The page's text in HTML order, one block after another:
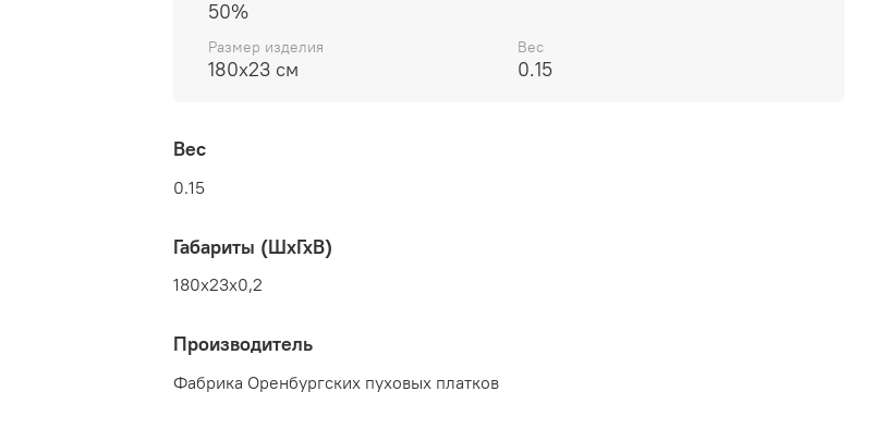
50%
Размер изделия
180x23 см
Вес
0.15
Вес
0.15
Габариты (ШхГхВ)
180x23x0,2
Производитель
Фабрика Оренбургских пуховых платков